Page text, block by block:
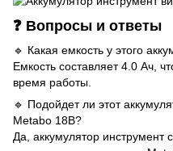
❓ Вопросы и ответы
🔹 Какая емкость у этого
Емкость составляет 4.0 Ач,
время работы.
🔹 Подойдет ли этот
Metabo 18В?
Да, аккумулятор инструмент